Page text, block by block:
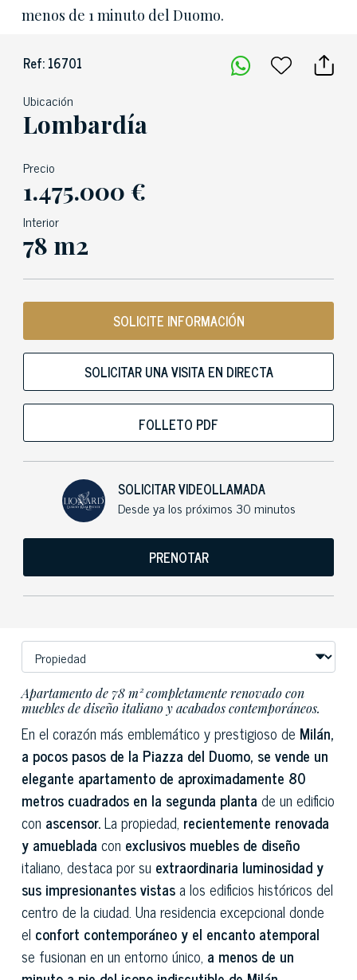
menos de 1 minuto del Duomo.
Ref: 16701
Ubicación
Lombardía
Precio
1.475.000 €
Interior
78 m2
SOLICITE INFORMACIÓN
SOLICITAR UNA VISITA EN DIRECTA
FOLLETO PDF
SOLICITAR VIDEOLLAMADA
Desde ya los próximos 30 minutos
PRENOTAR
Apartamento de 78 m² completamente renovado con
muebles de diseño italiano y acabados contemporáneos.
En el corazón más emblemático y prestigioso de Milán,
a pocos pasos de la Piazza del Duomo, se vende un
elegante apartamento de aproximadamente 80
metros cuadrados en la segunda planta de un edificio
con ascensor.La propiedad, recientemente renovada
y amueblada con exclusivos muebles de diseño
italiano, destaca por su extraordinaria luminosidad y
sus impresionantes vistasa los edificios históricos del
centro de la ciudad. Una residencia excepcional donde
el confort contemporáneo y el encanto atemporal
se fusionan en un entorno único, a menos de un